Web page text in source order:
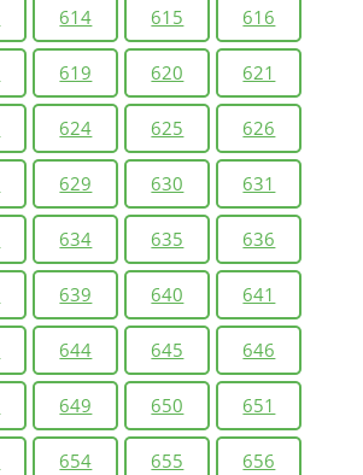
614 615 616
619 620 621
624 625 626
629 630 631
634 635 636
639 640 641
644 645 646
649 650 651
654 655 656